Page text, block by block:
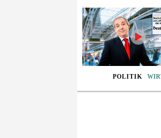
POLITIK